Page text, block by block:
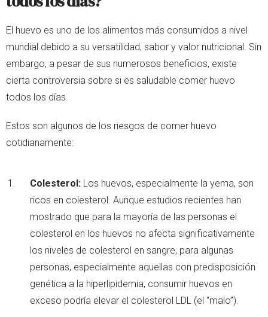
El huevo es uno de los alimentos más consumidos a nivel
mundial debido a su versatilidad, sabor y valor nutricional. Sin
embargo, a pesar de sus numerosos beneficios, existe
cierta controversia sobre si es saludable comer huevo
todos los días.
Estos son algunos de los riesgos de comer huevo
cotidianamente:
Colesterol: Los huevos, especialmente la yema, son
ricos en colesterol. Aunque estudios recientes han
mostrado que para la mayoría de las personas el
colesterol en los huevos no afecta significativamente
los niveles de colesterol en sangre, para algunas
personas, especialmente aquellas con predisposición
genética a la hiperlipidemia, consumir huevos en
exceso podría elevar el colesterol LDL (el “malo”).